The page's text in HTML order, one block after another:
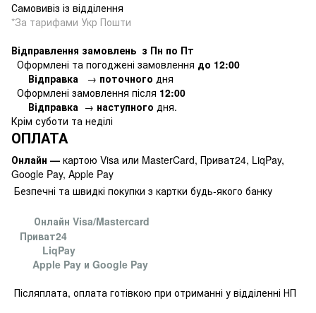
Самовивіз із відділення
*За тарифами Укр Пошти
Відправлення замовлень з Пн по Пт
Оформлені та погоджені замовлення до 12:00
Відправка
→ поточного дня
Оформлені замовлення після 12:00
Відправка → наступного дня.
Крім суботи та неділі
ОПЛАТА
Онлайн — картою Visa или MasterCard, Приват24, LiqPay,
Google Pay, Apple Pay
Безпечні та швидкі покупки з картки будь-якого банку
Онлайн Visa/Mastercard
Приват24
LiqPay
Apple Pay и Google Pay
Післяплата, оплата готівкою при отриманні у відділенні НП